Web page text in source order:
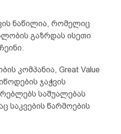
ნაწილია, რომელიც
გაზრდას ისეთი
კომპანია, Great Value
ჯაჭვის
საშუალებას
საკვების წარმოების